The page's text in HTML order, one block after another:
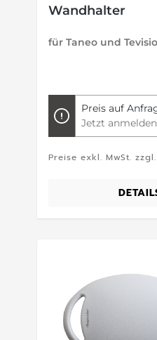
Wandhalter
für Taneo und Tevisio
Preis auf
Jetzt anmelden
Preise exkl. MwSt.